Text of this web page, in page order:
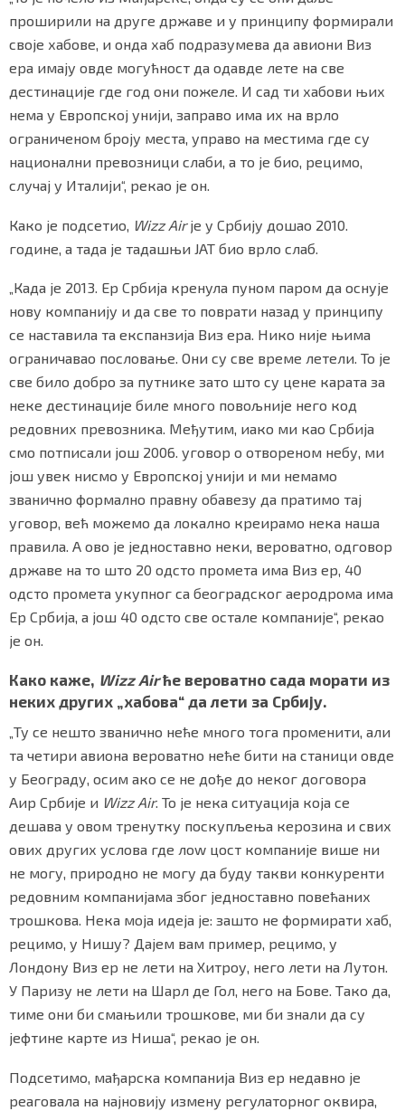
проширили на друге државе и у принципу формирали
своје хабове, и онда хаб подразумева да авиони Виз
ера имају овде могућност да одавде лете на све
дестинације где год они пожеле. И сад ти хабови њих
нема у Европској унији, заправо има их на врло
ограниченом броју места, управо на местима где су
национални превозници слаби, а то је био, рецимо,
случај у Италији“, рекао је он.
Како је подсетио, Wizz Airје у Србију дошао 2010.
године, а тада је тадашњи ЈАТ био врло слаб.
„Када је 2013. Ер Србија кренула пуном паром да оснује
нову компанију и да све то поврати назад у принципу
се наставила та експанзија Виз ера. Нико није њима
ограничавао пословање. Они су све време летели. То је
све било добро за путнике зато што су цене карата за
неке дестинације биле много повољније него код
редовних превозника. Међутим, иако ми као Србија
смо потписали још 2006. уговор о отвореном небу, ми
још увек нисмо у Европској унији и ми немамо
званично формално правну обавезу да пратимо тај
уговор, већ можемо да локално креирамо нека наша
правила. А ово је једноставно неки, вероватно, одговор
државе на то што 20 одсто промета има Виз ер, 40
одсто промета укупног са београдског аеродрома има
Ер Србија, а још 40 одсто све остале компаније“, рекао
је он.
Како каже, Wizz Airће вероватно сада морати из
неких других „хабова“ да лети за Србију.
„Ту се нешто званично неће много тога променити, али
та четири авиона вероватно неће бити на станици овде
у Београду, осим ако се не дође до неког договора
Аир Србије и Wizz Air. То је нека ситуација која се
дешава у овом тренутку поскупљења керозина и свих
ових других услова где лоw цост компаније више ни
не могу, природно не могу да буду такви конкуренти
редовним компанијама због једноставно повећаних
трошкова. Нека моја идеја је: зашто не формирати хаб,
рецимо, у Нишу? Дајем вам пример, рецимо, у
Лондону Виз ер не лети на Хитроу, него лети на Лутон.
У Паризу не лети на Шарл де Гол, него на Бове. Тако да,
тиме они би смањили трошкове, ми би знали да су
јефтине карте из Ниша“, рекао је он.
Подсетимо, мађарска компанија Виз ер недавно је
реаговала на најновију измену регулаторног оквира,